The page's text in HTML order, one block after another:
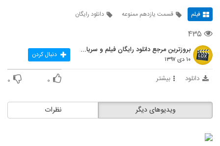
فیلم قسمت یازدهم ممنوعه دانلود رایگان
۴۳۵
بروزترین مرجع دانلود رایگان فیلم و سریال ایرانی
۱۰ دی ۱۳۹۷ دنبال کردن
دانلود بیشتر ۰ ۰
نظرات ویدیوهای دیگر